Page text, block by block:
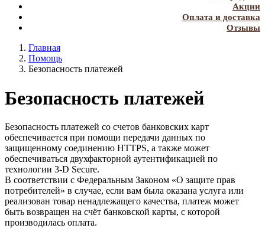
Акции
Оплата и доставка
Отзывы
Главная
Помощь
Безопасность платежей
Безопасность платежей
Безопасность платежей со счетов банковских карт
обеспечивается при помощи передачи данных по
защищенному соединению HTTPS, а также может
обеспечиваться двухфакторной аутентификацией по
технологии 3-D Secure.
В соответствии с Федеральным Законом «О защите прав
потребителей» в случае, если вам была оказана услуга или
реализован товар ненадлежащего качества, платеж может
быть возвращен на счёт банковской карты, с которой
производилась оплата.